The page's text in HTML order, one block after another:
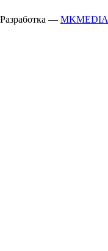
Разработка — MKMEDIA